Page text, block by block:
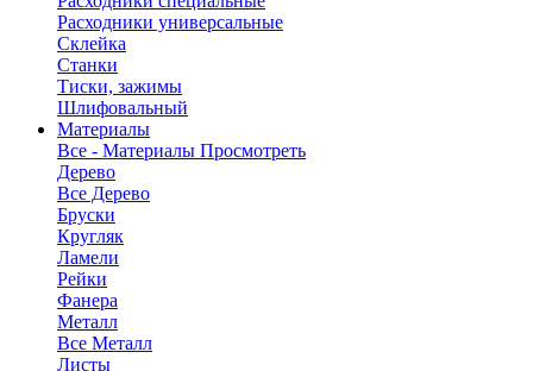
Расходники универсальные
Склейка
Станки
Тиски, зажимы
Шлифовальный
Материалы
Все - Материалы Просмотреть
Дерево
Все Дерево
Бруски
Кругляк
Ламели
Рейки
Фанера
Металл
Все Металл
Листы